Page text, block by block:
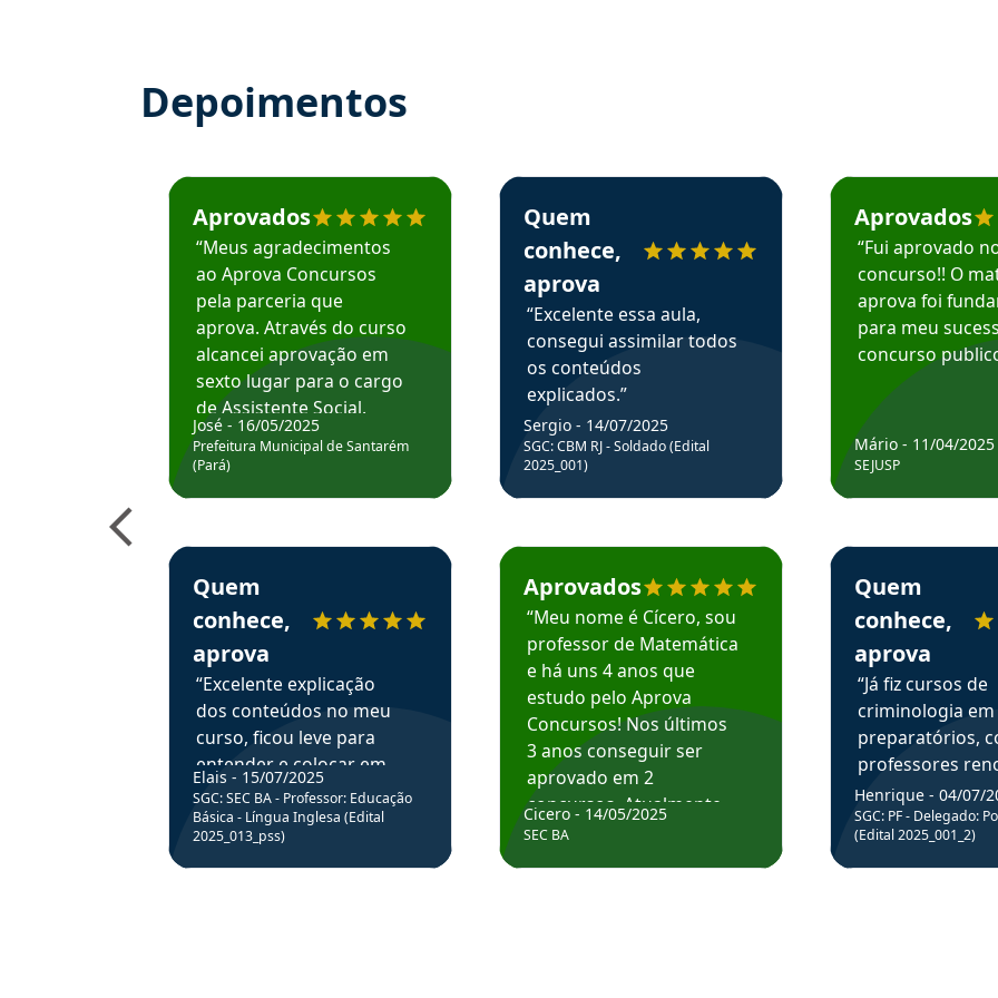
Depoimentos
Estudante José recomenda o Aprova Concursos em depoimento
Aprovados
“Meus agradecimentos
ao Aprova Concursos
pela parceria que
aprova. Através do curso
alcancei aprovação em
sexto lugar para o cargo
de Assistente Social.
Hoje estou atuando na
Prefeitura de Santarém.
José - 16/05/2025
Prefeitura Municipal de Santarém
(Pará)
Estudante Elais recomenda o Aprova Concursos em depoimento
Quem
conhece,
aprova
“Excelente explicação
dos conteúdos no meu
curso, ficou leve para
entender e colocar em
prática através da
resolução de questões.”
Elais - 15/07/2025
SGC: SEC BA - Professor: Educação
Básica - Língua Inglesa (Edital
2025_013_pss)
Estudante Sergio recomenda o Aprova Concursos em depoimento
Quem
conhece,
aprova
“Excelente essa aula,
consegui assimilar todos
os conteúdos
explicados.”
Sergio - 14/07/2025
SGC: CBM RJ - Soldado (Edital
2025_001)
Estudante Cicero recomenda o Aprova Concursos em depoimento
Aprovados
“Meu nome é Cícero, sou
professor de Matemática
e há uns 4 anos que
estudo pelo Aprova
Concursos! Nos últimos
3 anos conseguir ser
aprovado em 2
concursos. Atualmente,
estou atuando como
Cicero - 14/05/2025
SEC BA
Estudante Mário
Aprovados
“Fui aprovado
concurso!! O
aprova foi
para meu
concurso
Mário - 11/04/2025
SEJUSP
Estudante Henrique
Quem
conhece,
aprova
“Já fiz cursos de
criminologia em
preparatórios,
professores
fiz curso em pós
graduação.
Professor do
sem dúvida, o
Henrique - 04/07/
SGC: PF - Delegado:
(Edital 2025_001_2)